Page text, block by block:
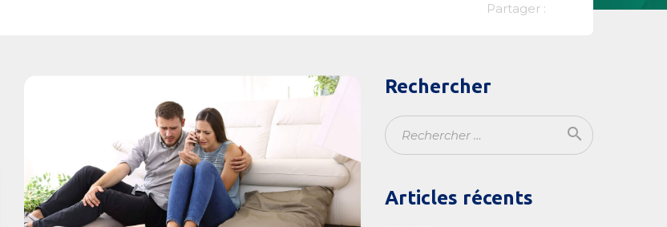
Partager :
Rechercher
search
Ok
Articles récents